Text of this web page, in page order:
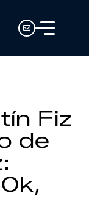
Fiz
de